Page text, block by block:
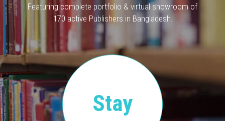
Featuring complete portfolio & virtual showroom of
170 active Publishers in Bangladesh.
Stay